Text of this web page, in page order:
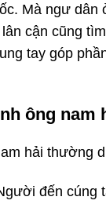
Mà ngư
cận cũng
tay góp
ông nam
hải thường
đến cúng